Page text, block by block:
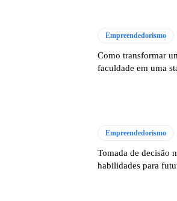
Empreendedorismo
Como transformar
faculdade em uma
Empreendedorismo
Tomada de decisão
habilidades para